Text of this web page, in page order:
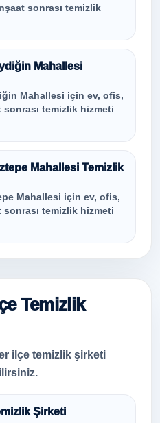
sonrası temizlik
Mahallesi
Mahallesi için ev, ofis,
temizlik hizmeti
Mahallesi Temizlik
Mahallesi için ev, ofis,
temizlik hizmeti
Temizlik
ilçe temizlik şirketi
Şirketi